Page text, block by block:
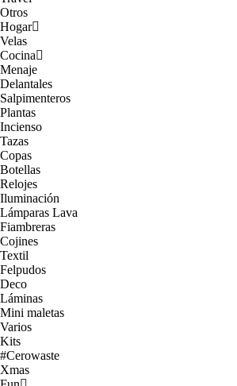
Otros
Hogar
Velas
Cocina
Menaje
Delantales
Salpimenteros
Plantas
Incienso
Tazas
Copas
Botellas
Relojes
Iluminación
Lámparas Lava
Fiambreras
Cojines
Textil
Felpudos
Deco
Láminas
Mini maletas
Varios
Kits
#Cerowaste
Xmas